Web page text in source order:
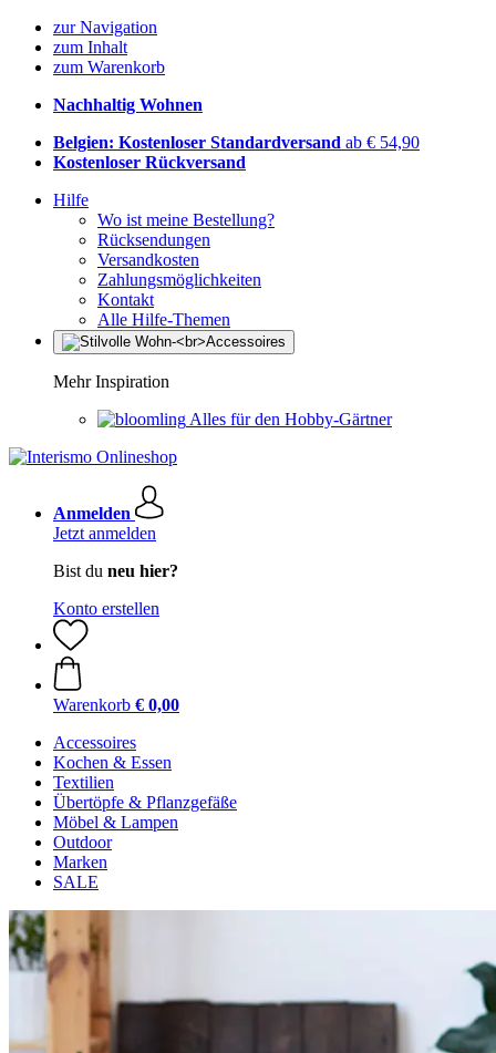
zur Navigation
zum Inhalt
zum Warenkorb
Nachhaltig Wohnen
Belgien: Kostenloser Standardversand ab € 54,90
Kostenloser Rückversand
Hilfe
Wo ist meine Bestellung?
Rücksendungen
Versandkosten
Zahlungsmöglichkeiten
Kontakt
Alle Hilfe-Themen
Mehr Inspiration
Alles für den Hobby-Gärtner
Anmelden
Jetzt anmelden
Bist du neu hier?
Konto erstellen
Warenkorb € 0,00
Accessoires
Kochen & Essen
Textilien
Übertöpfe & Pflanzgefäße
Möbel & Lampen
Outdoor
Marken
SALE